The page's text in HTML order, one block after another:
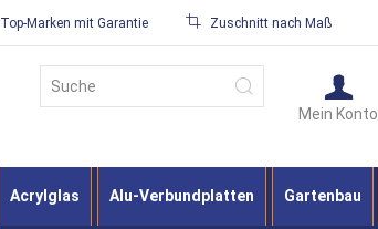
Top-Marken mit Garantie Zuschnitt nach Maß
Mein Konto
Suche
Acrylglas Alu-Verbundplatten Gartenbau